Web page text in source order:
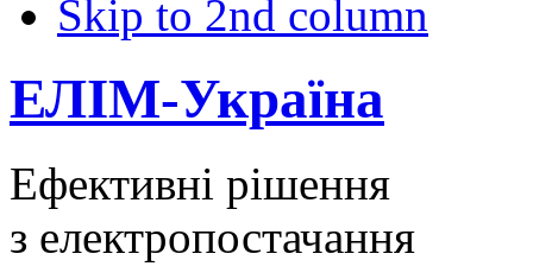
Skip to 2nd column
ЕЛІМ-Україна
Ефективні рішення
з електропостачання